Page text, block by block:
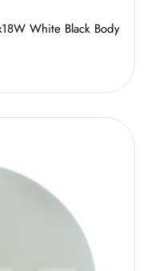
White Black Body